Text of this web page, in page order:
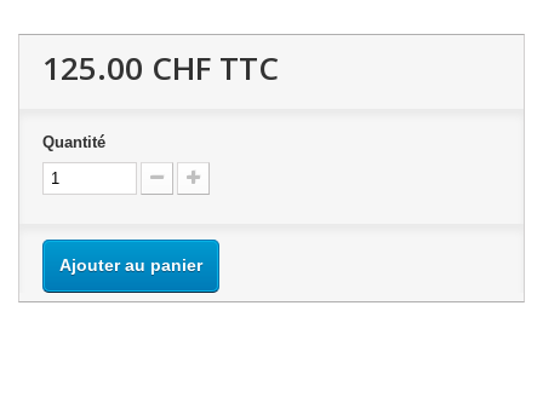
125.00 CHF TTC
Quantité
Ajouter au panier